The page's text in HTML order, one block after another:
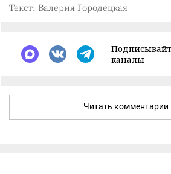
Текст: Валерия Городецкая
каналы
Читать комментарии